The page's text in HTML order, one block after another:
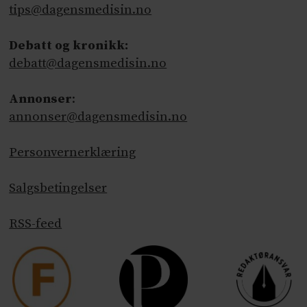
tips@dagensmedisin.no
Debatt og kronikk:
debatt@dagensmedisin.no
Annonser:
annonser@dagensmedisin.no
Personvernerklæring
Salgsbetingelser
RSS-feed